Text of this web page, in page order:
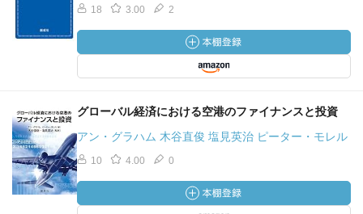
18 3.00 2
グローバル経済における空港のファイナンスと投資
アン・グラハム 木谷直俊 塩見英治 ピーター・モレル
10 4.00 0